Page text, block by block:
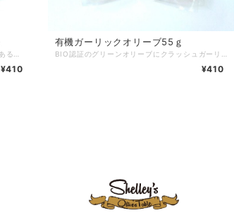
¥410
有機ガーリックオリーブ55ｇ
¥410